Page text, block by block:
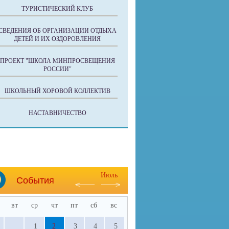
ТУРИСТИЧЕСКИЙ КЛУБ
ОБ ОРГАНИЗАЦИИ ОТДЫХА
ДЕТЕЙ И ИХ ОЗДОРОВЛЕНИЯ
ПРОЕКТ "ШКОЛА МИНПРОСВЕЩЕНИЯ
РОССИИ"
ШКОЛЬНЫЙ ХОРОВОЙ КОЛЛЕКТИВ
НАСТАВНИЧЕСТВО
События
Июль
вт ср чт пт сб вс
1 2 3 4 5